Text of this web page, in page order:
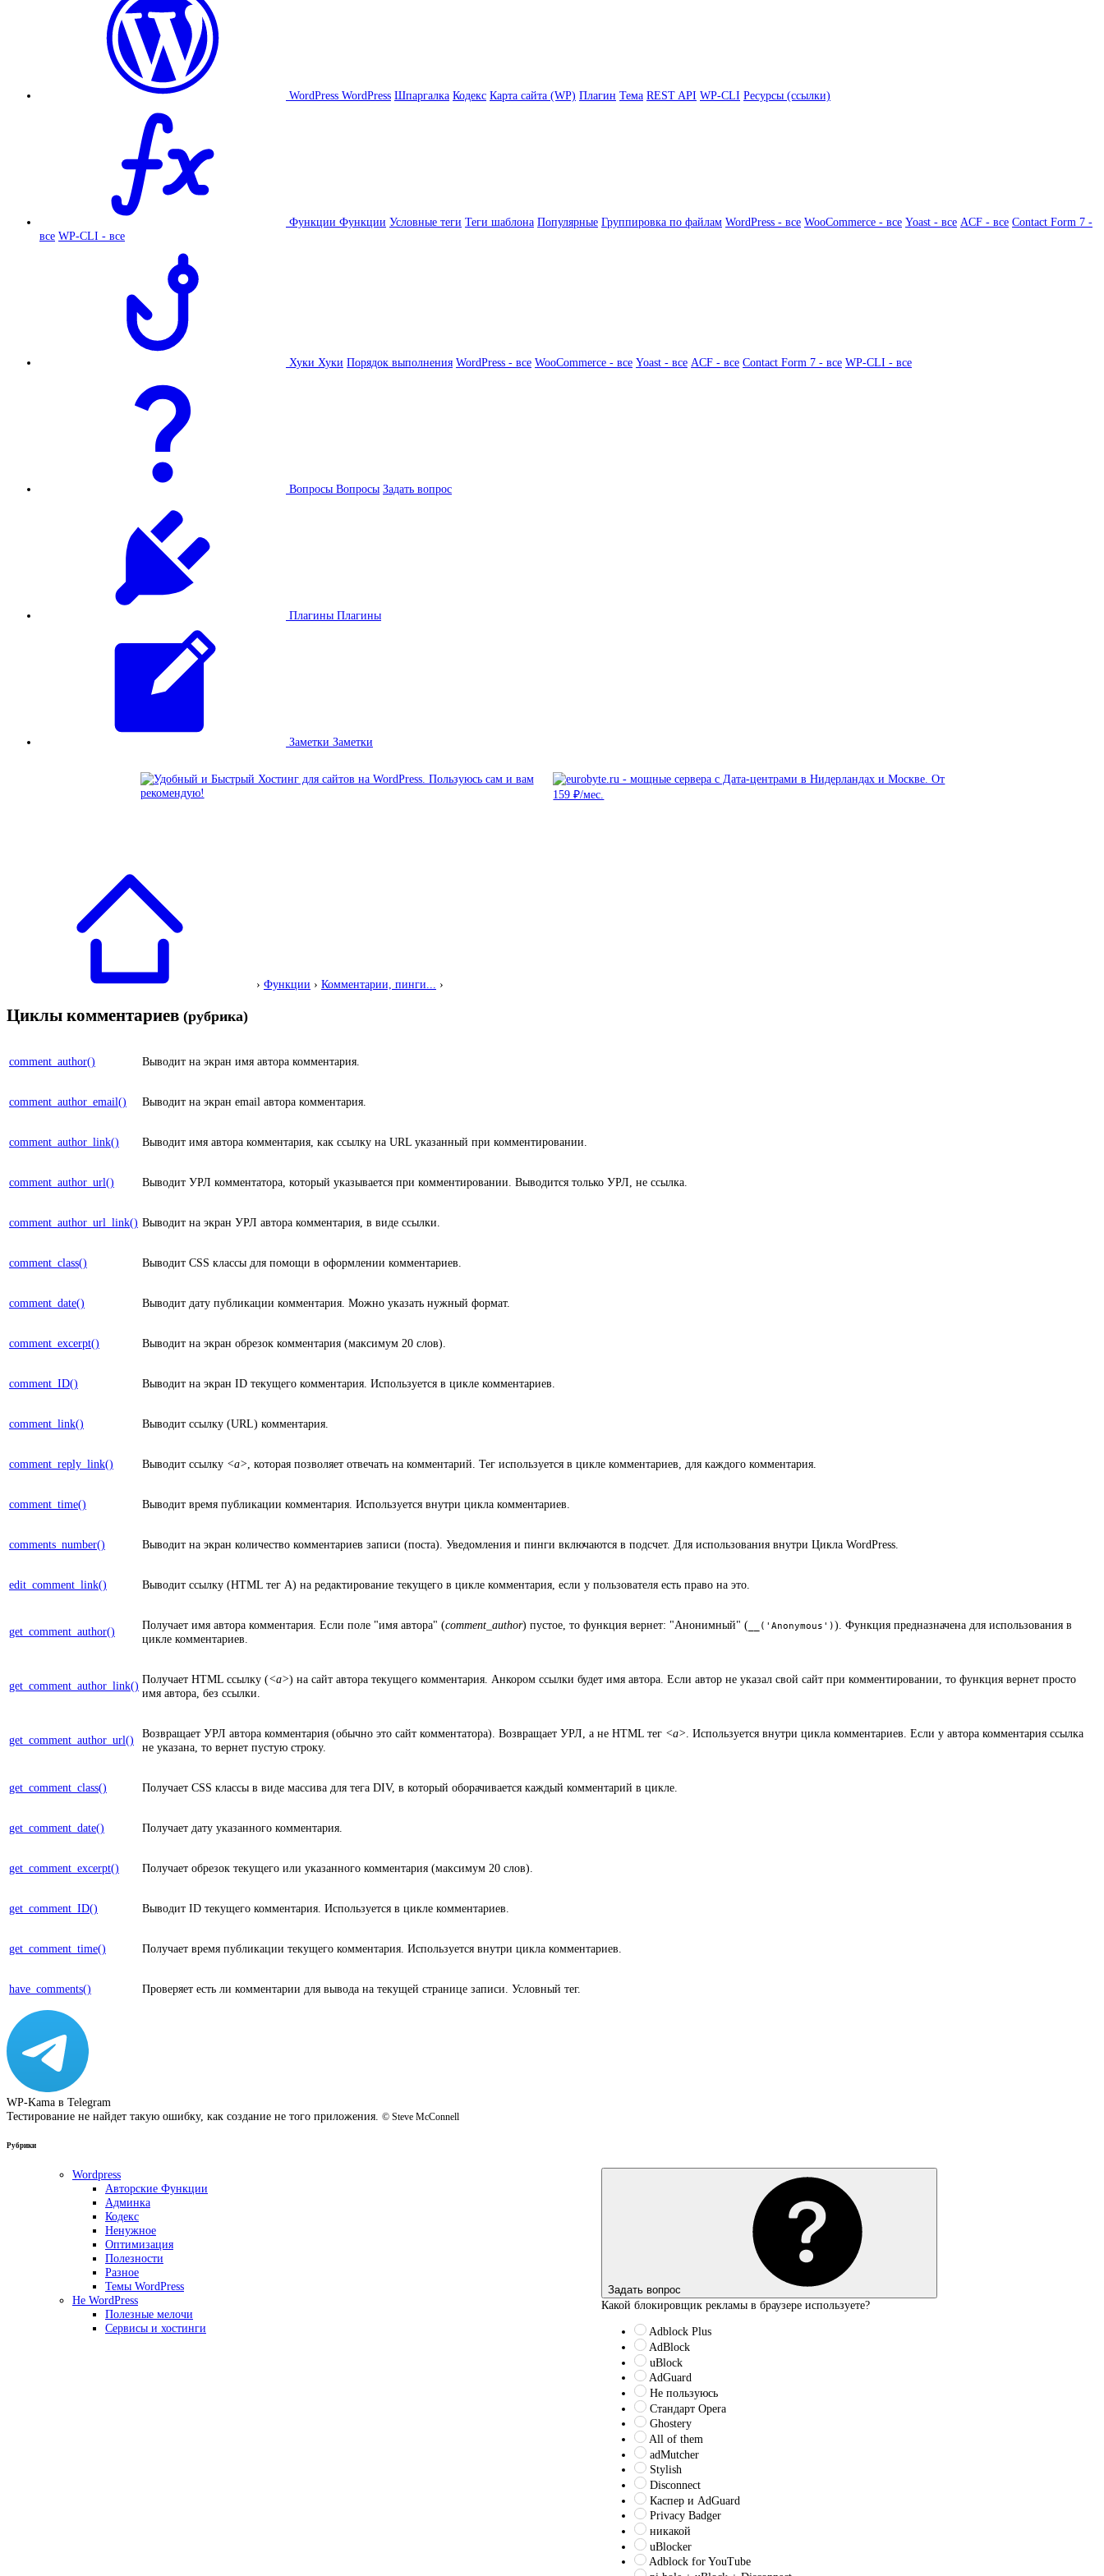
WordPress WordPress Шпаргалка Кодекс Карта сайта (WP) Плагин Тема REST API WP-CLI Ресурсы (ссылки)
Функции Функции Условные теги Теги шаблона Популярные Группировка по файлам WordPress - все WooCommerce - все Yoast - все ACF - все Contact Form 7 -
все WP-CLI - все
Хуки Хуки Порядок выполнения WordPress - все WooCommerce - все Yoast - все ACF - все Contact Form 7 - все WP-CLI - все
Вопросы Вопросы Задать вопрос
Плагины Плагины
Заметки Заметки
› Функции › Комментарии, пинги... ›
Циклы комментариев (рубрика)
comment_author() Выводит на экран имя автора комментария.
comment_author_email() Выводит на экран email автора комментария.
comment_author_link() Выводит имя автора комментария, как ссылку на URL указанный при комментировании.
comment_author_url() Выводит УРЛ комментатора, который указывается при комментировании. Выводится только УРЛ, не ссылка.
comment_author_url_link() Выводит на экран УРЛ автора комментария, в виде ссылки.
comment_class() Выводит CSS классы для помощи в оформлении комментариев.
comment_date() Выводит дату публикации комментария. Можно указать нужный формат.
comment_excerpt() Выводит на экран обрезок комментария (максимум 20 слов).
comment_ID() Выводит на экран ID текущего комментария. Используется в цикле комментариев.
comment_link() Выводит ссылку (URL) комментария.
comment_reply_link() Выводит ссылку <a> , которая позволяет отвечать на комментарий. Тег используется в цикле комментариев, для каждого комментария.
comment_time() Выводит время публикации комментария. Используется внутри цикла комментариев.
comments_number() Выводит на экран количество комментариев записи (поста). Уведомления и пинги включаются в подсчет. Для использования внутри Цикла WordPress.
edit_comment_link() Выводит ссылку (HTML тег A) на редактирование текущего в цикле комментария, если у пользователя есть право на это.
get_comment_author() Получает имя автора комментария. Если поле "имя автора" (comment_author) пустое, то функция вернет: "Анонимный" ( __('Anonymous')). Функция предназначена для использования в
цикле комментариев.
get_comment_author_link() Получает HTML ссылку (<a>) на сайт автора текущего комментария. Анкором ссылки будет имя автора. Если автор не указал свой сайт при комментировании, то функция вернет просто
имя автора, без ссылки.
get_comment_author_url() Возвращает УРЛ автора комментария (обычно это сайт комментатора). Возвращает УРЛ, а не HTML тег <a> . Используется внутри цикла комментариев. Если у автора комментария ссылка
не указана, то вернет пустую строку.
get_comment_class() Получает CSS классы в виде массива для тега DIV, в который оборачивается каждый комментарий в цикле.
get_comment_date() Получает дату указанного комментария.
get_comment_excerpt() Получает обрезок текущего или указанного комментария (максимум 20 слов).
get_comment_ID() Выводит ID текущего комментария. Используется в цикле комментариев.
get_comment_time() Получает время публикации текущего комментария. Используется внутри цикла комментариев.
have_comments() Проверяет есть ли комментарии для вывода на текущей странице записи. Условный тег.
WP-Kama в Telegram
Тестирование не найдет такую ошибку, как создание не того приложения.
© Steve McConnell
Рубрики
Wordpress
Авторские Функции
Админка
Кодекс
Ненужное
Оптимизация
Полезности
Разное
Темы WordPress
Не WordPress
Полезные мелочи
Сервисы и хостинги
Задать вопрос
Какой блокировщик рекламы в браузере используете?
Adblock Plus
AdBlock
uBlock
AdGuard
Не пользуюсь
Стандарт Opera
Ghostery
All of them
adMutcher
Stylish
Disconnect
Каспер и AdGuard
Privacy Badger
никакой
uBlocker
Adblock for YouTube